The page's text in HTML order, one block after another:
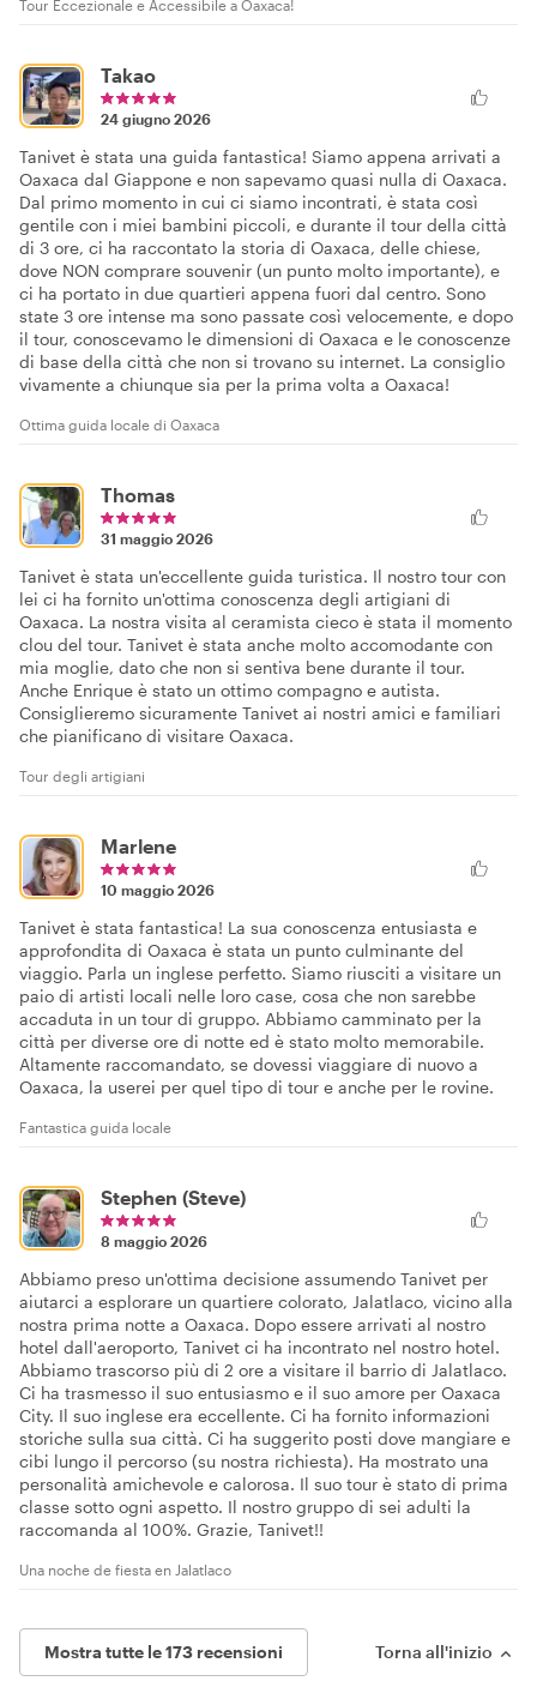
Tour Eccezionale e Accessibile a Oaxaca!
Takao
24 giugno 2026
Tanivet è stata una guida fantastica! Siamo appena arrivati a
Oaxaca dal Giappone e non sapevamo quasi nulla di Oaxaca.
Dal primo momento in cui ci siamo incontrati, è stata così
gentile con i miei bambini piccoli, e durante il tour della città
di 3 ore, ci ha raccontato la storia di Oaxaca, delle chiese,
dove NON comprare souvenir (un punto molto importante), e
ci ha portato in due quartieri appena fuori dal centro. Sono
state 3 ore intense ma sono passate così velocemente, e dopo
il tour, conoscevamo le dimensioni di Oaxaca e le conoscenze
di base della città che non si trovano su internet. La consiglio
vivamente a chiunque sia per la prima volta a Oaxaca!
Ottima guida locale di Oaxaca
Thomas
31 maggio 2026
Tanivet è stata un'eccellente guida turistica. Il nostro tour con
lei ci ha fornito un'ottima conoscenza degli artigiani di
Oaxaca. La nostra visita al ceramista cieco è stata il momento
clou del tour. Tanivet è stata anche molto accomodante con
mia moglie, dato che non si sentiva bene durante il tour.
Anche Enrique è stato un ottimo compagno e autista.
Consiglieremo sicuramente Tanivet ai nostri amici e familiari
che pianificano di visitare Oaxaca.
Tour degli artigiani
Marlene
10 maggio 2026
Tanivet è stata fantastica! La sua conoscenza entusiasta e
approfondita di Oaxaca è stata un punto culminante del
viaggio. Parla un inglese perfetto. Siamo riusciti a visitare un
paio di artisti locali nelle loro case, cosa che non sarebbe
accaduta in un tour di gruppo. Abbiamo camminato per la
città per diverse ore di notte ed è stato molto memorabile.
Altamente raccomandato, se dovessi viaggiare di nuovo a
Oaxaca, la userei per quel tipo di tour e anche per le rovine.
Fantastica guida locale
Stephen (Steve)
8 maggio 2026
Abbiamo preso un'ottima decisione assumendo Tanivet per
aiutarci a esplorare un quartiere colorato, Jalatlaco, vicino alla
nostra prima notte a Oaxaca. Dopo essere arrivati al nostro
hotel dall'aeroporto, Tanivet ci ha incontrato nel nostro hotel.
Abbiamo trascorso più di 2 ore a visitare il barrio di Jalatlaco.
Ci ha trasmesso il suo entusiasmo e il suo amore per Oaxaca
City. Il suo inglese era eccellente. Ci ha fornito informazioni
storiche sulla sua città. Ci ha suggerito posti dove mangiare e
cibi lungo il percorso (su nostra richiesta). Ha mostrato una
personalità amichevole e calorosa. Il suo tour è stato di prima
classe sotto ogni aspetto. Il nostro gruppo di sei adulti la
raccomanda al 100%. Grazie, Tanivet!!
Una noche de fiesta en Jalatlaco
Mostra tutte le 173 recensioni Torna all'inizio